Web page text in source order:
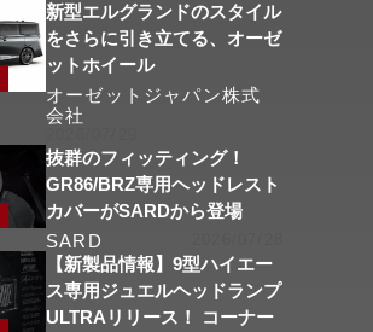
新型エルグランドのスタイル
をさらに引き立てる、オーゼ
ットホイール
オーゼットジャパン株式
会社
抜群のフィッティング！
GR86/BRZ専用ヘッドレスト
カバーがSARDから登場
SARD
【新製品情報】9型ハイエー
ス専用ジュエルヘッドランプ
ULTRAリリース！ コーナー